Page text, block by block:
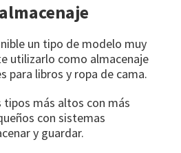
un tipo de modelo muy
utilizarlo como almacenaje
para libros y ropa de cama.
más altos con más
con sistemas
y guardar.